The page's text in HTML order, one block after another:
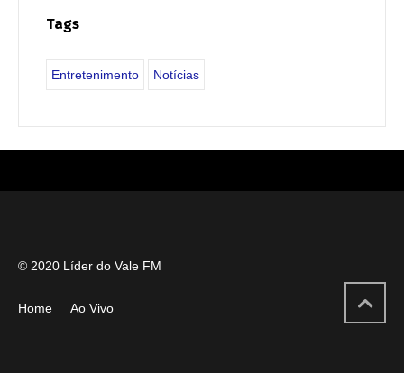
Tags
Entretenimento Notícias
© 2020 Líder do Vale FM
Home Ao Vivo